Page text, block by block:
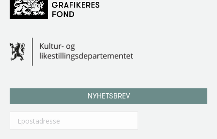
NYHETSBREV